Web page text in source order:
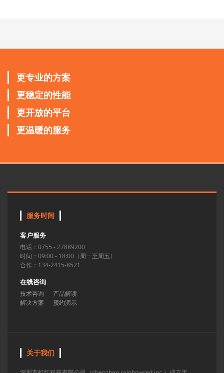
更专业的方案
更稳定的性能
更开放的平台
更温暖的服务
服务时间
客户服务
电话：0755 - 27889200
时间：09:00 - 18:00（周一至周五）
合作：134-2415-8521
在线咨询
技术咨询
产品解读
解决方案
预约演示
关于我们